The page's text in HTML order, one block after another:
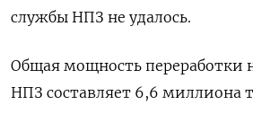
службы НПЗ не удалось.
Общая мощность переработки
НПЗ составляет 6,6 миллиона